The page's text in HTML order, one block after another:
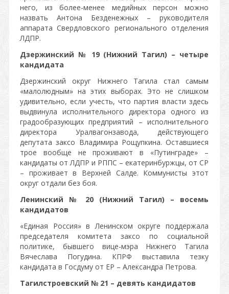
него, из более-менее медийных персон можно
назвать Антона Безденежных – руководителя
аппарата Свердловского регионального отделения
ЛДПР.
Дзержинский № 19 (Нижний Тагил) – четыре
кандидата
Дзержинский округ Нижнего Тагила стал самым
«малолюдным» на этих выборах. Это не слишком
удивительно, если учесть, что партия власти здесь
выдвинула исполнительного директора одного из
градообразующих предприятий – исполнительного
директора Уралвагонзавода, действующего
депутата заксо Владимира Рощупкина. Оставшиеся
трое вообще не проживают в «Путинграде» –
кандидаты от ЛДПР и РППС – екатеринбуржцы, от СР
– проживает в Верхней Салде. Коммунисты этот
округ отдали без боя.
Ленинский № 20 (Нижний Тагил) – восемь
кандидатов
«Единая Россия» в Ленинском округе поддержала
председателя комитета заксо по социальной
политике, бывшего вице-мэра Нижнего Тагила
Вячеслава Погудина. КПРФ выставила тезку
кандидата в Госдуму от ЕР – Александра Петрова.
Тагилстроевский № 21 – девять кандидатов